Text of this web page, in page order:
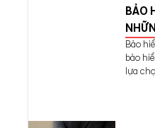
BẢO
Bảo
bảo
lựa